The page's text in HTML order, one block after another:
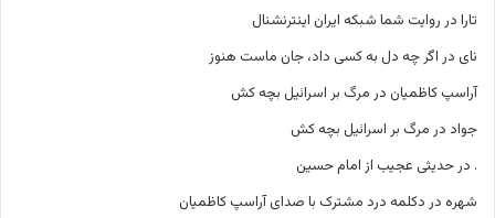
تارا در روایت شما شبکه ایران اینترنشنال
نای در اگر چه دل به کسی داد، جان ماست هنوز
آراسپ کاظمیان در مرگ بر اسرائیل بچه کش
جواد در مرگ بر اسرائیل بچه کش
. درحدیثی عجیب از امام حسین
شهره در دکلمه درد مشترک با صدای آراسپ کاظمیان